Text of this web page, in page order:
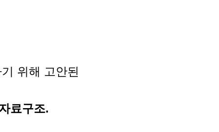
위해 고안된
료구조.